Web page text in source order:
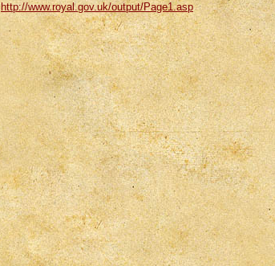
http://www.royal.gov.uk/output/Page1.asp